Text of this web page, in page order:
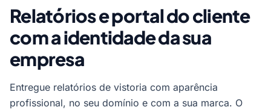
Relatórios e portal do cliente
com a identidade da sua
empresa
Entregue relatórios de vistoria com aparência
profissional, no seu domínio e com a sua marca. O